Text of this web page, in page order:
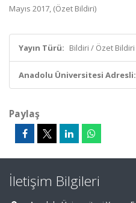
Mayıs 2017, (Özet Bildiri)
Yayın Türü: Bildiri / Özet Bildiri
Anadolu Üniversitesi Adresli:
Paylaş
İletişim Bilgileri